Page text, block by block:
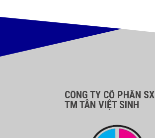
CÔNG TY CỔ PHẦN SX
TM TÂN VIỆT SINH